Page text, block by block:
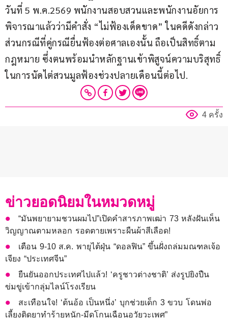
วันที่ 5 พ.ค.2569 พนักงานสอบสวนและพนักงานอัยการ
พิจารณาแล้วว่ามีคำสั่ง “ไม่ฟ้องเด็ดขาด” ในคดีดังกล่าว
ส่วนกรณีที่คู่กรณียื่นฟ้องต่อศาลเองนั้น ถือเป็นสิทธิ์ตาม
กฎหมาย ซึ่งตนพร้อมนำหลักฐานเข้าพิสูจน์ความบริสุทธิ์
ในการนัดไต่สวนมูลฟ้องช่วงปลายเดือนนี้ต่อไป.
4 ครั้ง
ข่าวยอดนิยมในหมวดหมู่
“มันพยายามชวนผมไป”เปิดคำสารภาพเฒ่า 73 หลังฝันเห็น
วิญญาณตามหลอก รอดตายเพราะผืนผ้าสีเลือด!
เตือน 9-10 ส.ค. พายุไต้ฝุ่น “ดอลฟิน” ขึ้นฝั่งถล่มมณฑลเจ้อ
เจียง “ประเทศจีน”
ยืนยันออกประเทศไปแล้ว! ‘ครูชาวต่างชาติ’ ส่งรูปยิงปืน
ข่มขู่เข้ากลุ่มไลน์โรงเรียน
สะเทือนใจ! ‘ต้นอ้อ เป็นหนึ่ง’ บุกช่วยเด็ก 3 ขวบ โดนพ่อ
เลี้ยงติดยาทำร้ายหนัก-มีดโกนเฉือนอวัยวะเพศ”